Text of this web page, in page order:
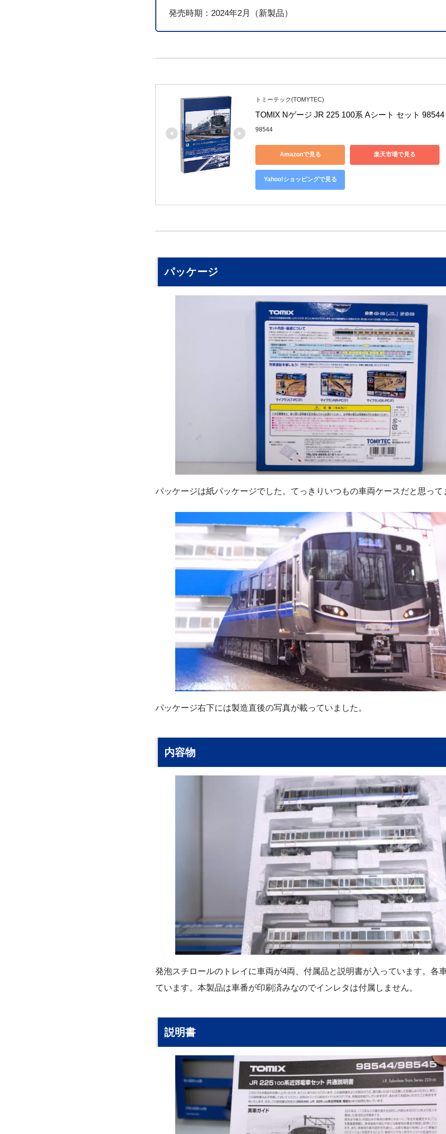
発売時期：2024年2月（新製品）
トミーテック(TOMYTEC)
TOMIX Nゲージ JR 225 100系 Aシート セット
98544
Amazonで見る 楽天市場で見る
Yahoo!ショッピングで見る
パッケージ
パッケージは紙パッケージでした。てっきりいつもの車両ケースだと思って
パッケージ右下には製造直後の写真が載っていました。
内容物
発泡スチロールのトレイに車両が4両、付属品と説明書が入っています。各
ています。本製品は車番が印刷済みなのでインレタは付属しません。
説明書